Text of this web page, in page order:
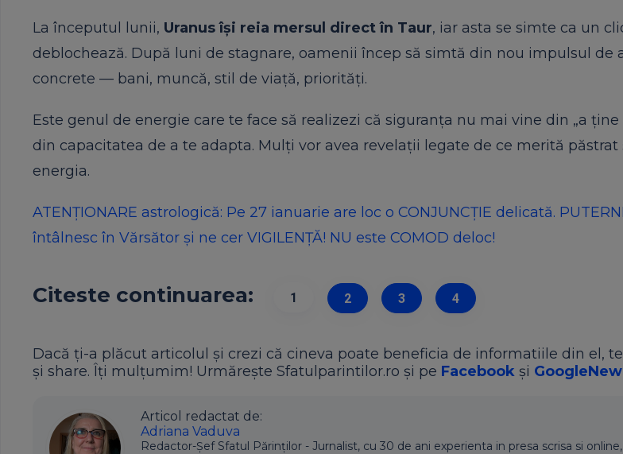
La începutul lunii, Uranus își reia mersul direct în Taur, iar asta se simte ca un
deblochează. După luni de stagnare, oamenii încep să simtă din nou impulsul de
concrete — bani, muncă, stil de viață, priorități.
Este genul de energie care te face să realizezi că siguranța nu mai vine din „a ține
din capacitatea de a te adapta. Mulți vor avea revelații legate de ce merită păstrat
energia.
ATENȚIONARE astrologică: Pe 27 ianuarie are loc o CONJUNCȚIE delicată.
întâlnesc în Vărsător și ne cer VIGILENȚĂ! NU este COMOD deloc!
Citeste continuarea: 1 2 3 4
Dacă ți-a plăcut articolul și crezi că cineva poate beneficia de informatiile din el,
și share. Îți mulțumim! Urmărește Sfatulparintilor.ro și pe Facebook și
Articol redactat de:
Adriana Vaduva
Redactor-Șef Sfatul Părinților - Jurnalist, cu 30 de ani experienta in presa scrisa si